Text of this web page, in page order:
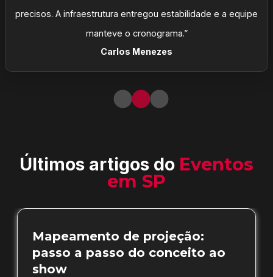
precisos. A infraestrutura entregou estabilidade e a equipe
manteve o cronograma.”
Carlos Menezes
Últimos artigos do Eventos
em SP
Mapeamento de projeção:
passo a passo do conceito ao
show